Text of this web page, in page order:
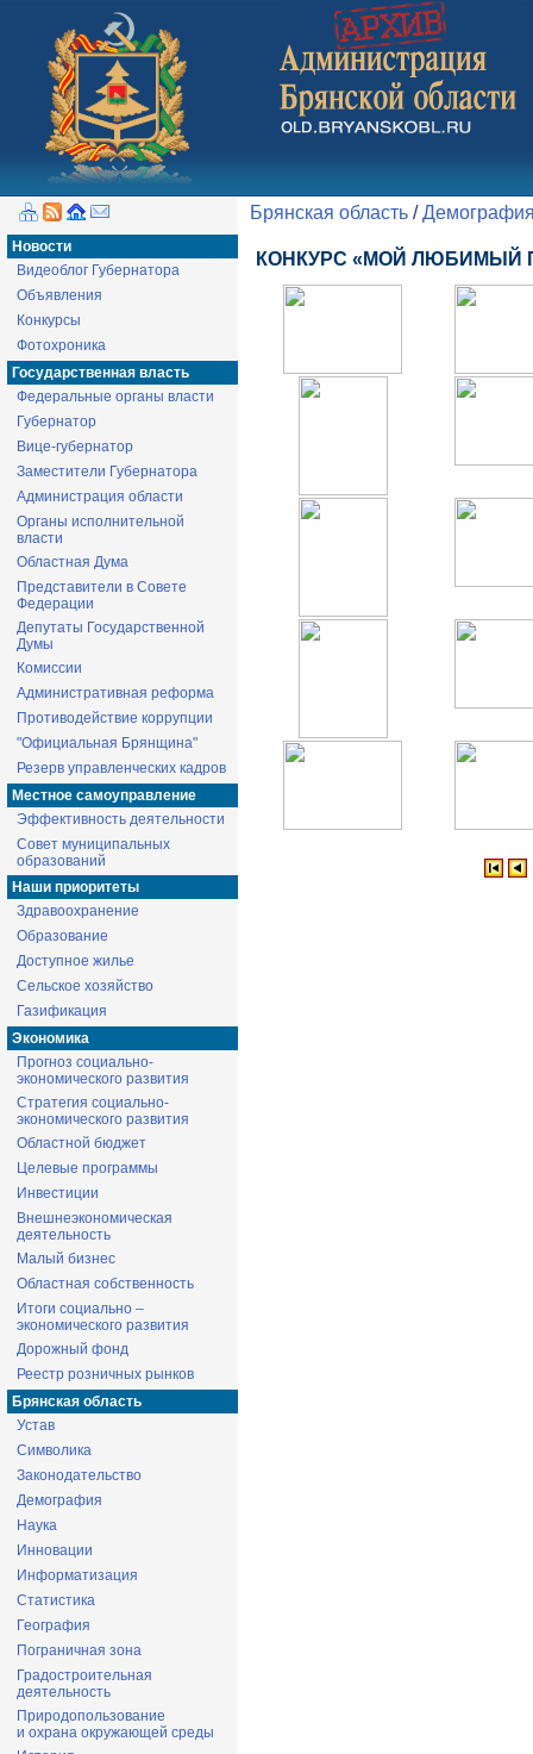
Новости
Видеоблог Губернатора
Объявления
Конкурсы
Фотохроника
Государственная власть
Федеральные органы власти
Губернатор
Вице-губернатор
Заместители Губернатора
Администрация области
Органы исполнительной
власти
Областная Дума
Представители в Совете
Федерации
Депутаты Государственной
Думы
Комиссии
Административная реформа
Противодействие коррупции
"Официальная Брянщина"
Резерв управленческих кадров
Местное самоуправление
Эффективность деятельности
Совет муниципальных
образований
Наши приоритеты
Здравоохранение
Образование
Доступное жилье
Сельское хозяйство
Газификация
Экономика
Прогноз социально-
экономического развития
Стратегия социально-
экономического развития
Областной бюджет
Целевые программы
Инвестиции
Внешнеэкономическая
деятельность
Малый бизнес
Областная собственность
Итоги социально –
экономического развития
Дорожный фонд
Реестр розничных рынков
Брянская область
Устав
Символика
Законодательство
Демография
Наука
Инновации
Информатизация
Статистика
География
Пограничная зона
Градостроительная
деятельность
Природопользование
и охрана окружающей среды
Брянская область /
КОНКУРС «МОЙ ЛЮБИМЫЙ